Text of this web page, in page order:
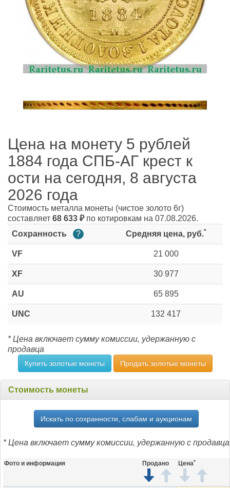
Цена на монету 5 рублей
1884 года СПБ-АГ крест к
ости на сегодня, 8 августа
2026 года
Стоимость металла монеты (чистое золото 6г)
составляет 68 633 ₽по котировкам на 07.08.2026.
Сохранность
? Средняя цена, руб.*
VF 21 000
XF 30 977
AU 65 895
UNC 132 417
* Цена включает сумму комиссии, удержанную с
продавца
Купить золотые монеты Продать золотые монеты
Стоимость монеты
Искать по сохранности, слабам и аукционам
* Цена включает сумму комиссии, удержанную с продавца
Фото и информация Продано Цена*